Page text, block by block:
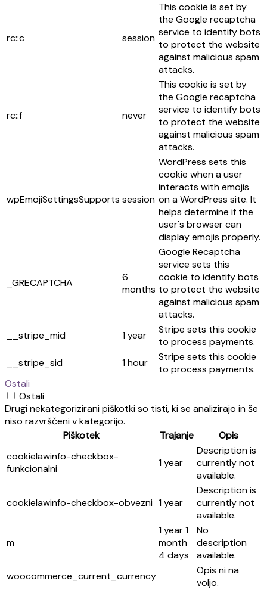
rc::c session
This cookie is set by
the Google recaptcha
service to identify bots
to protect the website
against malicious spam
attacks.
rc::f never
This cookie is set by
the Google recaptcha
service to identify bots
to protect the website
against malicious spam
attacks.
wpEmojiSettingsSupports session
WordPress sets this
cookie when a user
interacts with emojis
on a WordPress site. It
helps determine if the
user's browser can
display emojis properly.
_GRECAPTCHA
6
months
Google Recaptcha
service sets this
cookie to identify bots
to protect the website
against malicious spam
attacks.
__stripe_mid
1 year
Stripe sets this cookie
to process payments.
__stripe_sid
1 hour
Stripe sets this cookie
to process payments.
Ostali
Ostali
Drugi nekategorizirani piškotki so tisti, ki se analizirajo in še
niso razvrščeni v kategorijo.
Piškotek
Trajanje
Opis
cookielawinfo-checkbox-
funkcionalni
1 year
Description is
currently not
available.
cookielawinfo-checkbox-obvezni 1 year
Description is
currently not
available.
m
1 year 1
month
4 days
No
description
available.
woocommerce_current_currency
Opis ni na
voljo.